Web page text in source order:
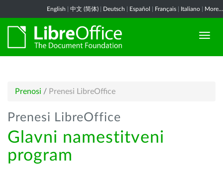
English 中文 (简体) Deutsch Español Français Italiano More...
Prenosi / Prenesi LibreOffice
Prenesi LibreOffice
Glavni namestitveni
program